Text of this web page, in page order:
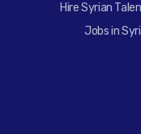
Hire Syrian
Jobs in